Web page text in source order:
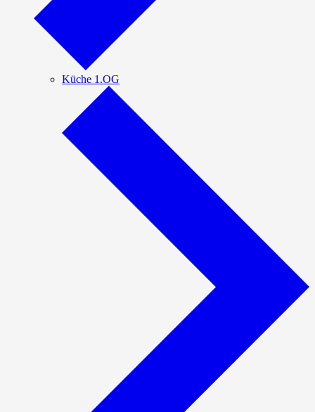
Küche 1.OG